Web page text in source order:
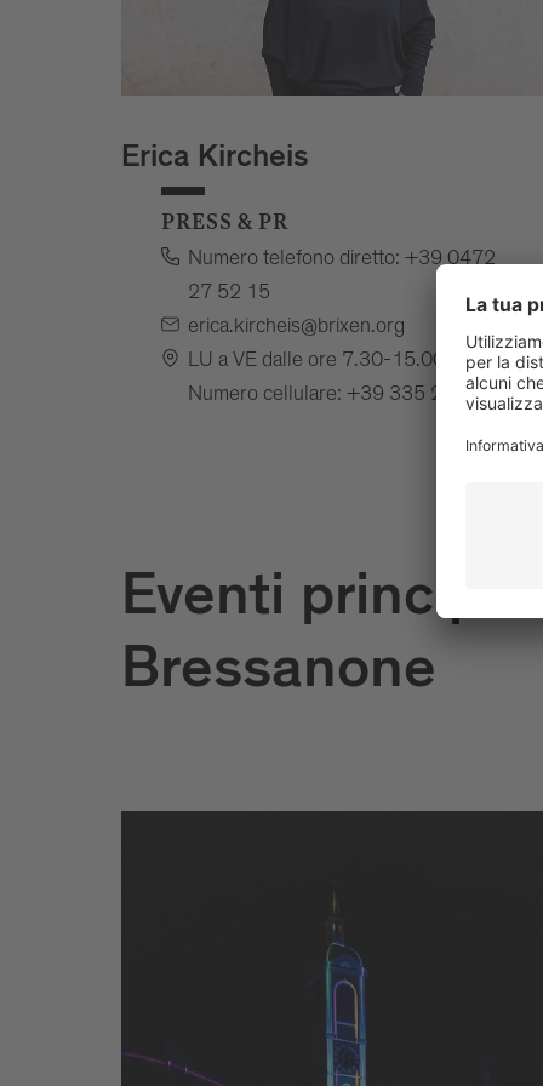
Erica Kircheis
PRESS & PR
Numero telefono diretto: +39 0472
27 52 15
erica.kircheis@brixen.org
LU a VE dalle ore 7.30-15.00
Numero cellulare: +39 335 28 30 62
Eventi
Bressanone